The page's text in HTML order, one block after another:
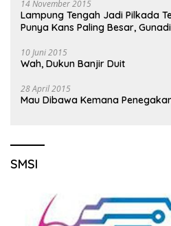
14 November 2015
Lampung Tengah Jadi Pilkada
Punya Kans Paling Besar,
10 Juni 2015
Wah, Dukun Banjir Duit
28 April 2015
Mau Dibawa Kemana
SMSI